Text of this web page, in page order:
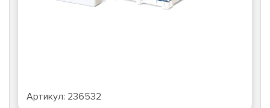
Артикул: 236532